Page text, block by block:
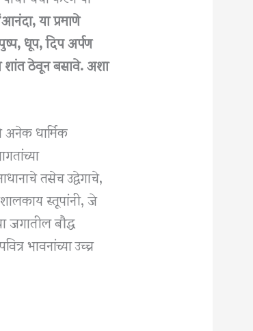
या प्रमाणे
धूप, दिप अर्पण
शांत ठेवून बसावे. अशा
धार्मिक
तसेच उद्वेगाचे,
स्तूपांनी, जे
बौद्ध
भावनांच्या उच्च